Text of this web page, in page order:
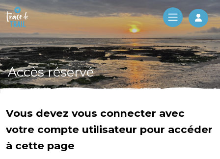
Log
Accès réservé
Vous devez vous connecter avec
votre compte utilisateur pour accéder
à cette page